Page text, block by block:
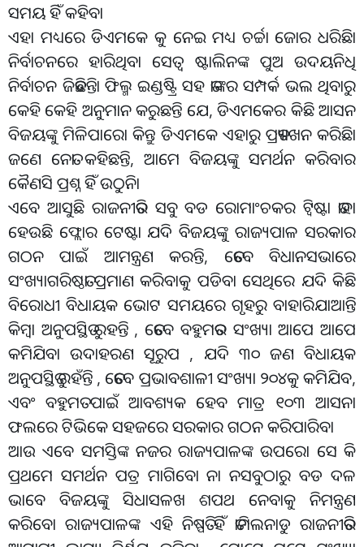
ସମୟ ହିଁ କହିବା
ଏହା ମଧ୍ୟରେ ଡିଏମକେ କୁ ନେଇ ମଧ୍ୟ ଚର୍ଚ୍ଚା ଜୋର ଧରିଛିା
ନିର୍ବାଚନରେ ହାରିଥିବା ସେତ୍ୱ ଷ୍ଟାଲିନଙ୍କ ପୁଅ ଉଦୟନିଧି
ନିର୍ବାଚନ ଜିତିଛନ୍ତିା ଫିଲ୍ମ ଇଣ୍ଡଷ୍ଟ୍ରି ସହ ତାଙ୍କର ସମ୍ପର୍କ ଭଲ ଥିବାରୁ
କେହି କେହି ଅନୁମାନ କରୁଛନ୍ତି ଯେ, ଡିଏମକେର କିଛି ଆସନ
ବିଜୟଙ୍କୁ ମିଳିପାରୋ କିନ୍ତୁ ଡିଏମକେ ଏହାରୁ ପ୍ରତ୍ୟାଖନ କରିଛିା
ଜଣେ ନେତା କହିଛନ୍ତି, ଆମେ ବିଜୟଙ୍କୁ ସମର୍ଥନ କରିବାର
କୈଣସି ପ୍ରଶ୍ନ ହିଁ ଉଠୁନିା
ଏବେ ଆସୁଛି ରାଜନୀତିର ସବୁ ବଡ ରୋମାଂଚକର ଟ୍ୱିଷ୍ଟା ତାହା
ହେଉଛି ଫ୍ଲୋର ଟେଷ୍ଟା ଯଦି ବିଜୟଙ୍କୁ ରାଜ୍ୟପାଳ ସରକାର
ଗଠନ ପାଇଁ ଆମନ୍ତ୍ରଣ କରନ୍ତି, ତେବେ ବିଧାନସଭାରେ
ସଂଖ୍ୟାଗରିଷ୍ଠତା ପ୍ରମାଣ କରିବାକୁ ପଡିବା ସେଥିରେ ଯଦି କିଛି
ବିରୋଧୀ ବିଧାୟକ ଭୋଟ ସମୟରେ ଗୃହରୁ ବାହାରିଯାଆନ୍ତି
କିମ୍ବା ଅନୁପସ୍ଥିତ ରୁହନ୍ତି , ତେବେ ବହୁମତର ସଂଖ୍ୟା ଆପେ ଆପେ
କମିଯିବା ଉଦାହରଣ ସୂରୁପ , ଯଦି ୩୦ ଜଣ ବିଧାୟକ
ଅନୁପସ୍ଥିତ ରୁହଁନ୍ତି , ତେବେ ପ୍ରଭାବଶାଳୀ ସଂଖ୍ୟା ୨୦୪କୁ କମିଯିବ,
ଏବଂ ବହୁମତ ପାଇଁ ଆବଶ୍ୟକ ହେବ ମାତ୍ର ୧୦୩ ଆସନା
ଫଲରେ ଟିଭିକେ ସହଜରେ ସରକାର ଗଠନ କରିପାରିବା
ଆଉ ଏବେ ସମସ୍ତିଙ୍କ ନଜର ରାଜ୍ୟପାଳଙ୍କ ଉପରୋ ସେ କି
ପ୍ରଥମେ ସମର୍ଥନ ପତ୍ର ମାଗିବୋ ନା ନସବୁଠାରୁ ବଡ ଦଳ
ଭାବେ ବିଜୟଙ୍କୁ ସିଧାସଳଖ ଶପଥ ନେବାକୁ ନିମନ୍ତ୍ରଣ
କରିବୋ ରାଜ୍ୟପାଳଙ୍କ ଏହି ନିଷ୍ପତି ହିଁ ତାମିଲନାଡୁ ରାଜନୀତିର